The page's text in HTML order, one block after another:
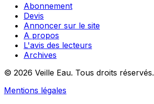
Abonnement
Devis
Annoncer sur le site
A propos
L'avis des lecteurs
Archives
© 2026 Veille Eau. Tous droits réservés.
Mentions légales